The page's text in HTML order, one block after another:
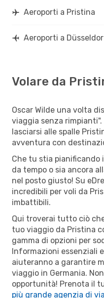
Aeroporti a Pristina
Aeroporti a
Volare da
Oscar Wilde una volta
viaggia senza
lasciarsi alle spalle
avventura con
Che tu stia pianificando
da tempo o sia ancora
nel posto giusto! Su
incredibili per voli da
imbattibili.
Qui troverai tutto ciò
tuo viaggio da Pristina
gamma di opzioni per
Informazioni essenziali
aiuteranno a garantire
viaggio in Germania.
opportunità! Prenota il
più grande agenzia di